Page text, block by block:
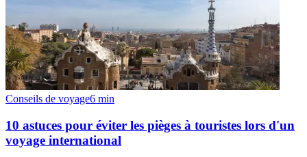
Conseils de voyage6 min
10 astuces pour éviter les pièges à touristes lors d'un
voyage international